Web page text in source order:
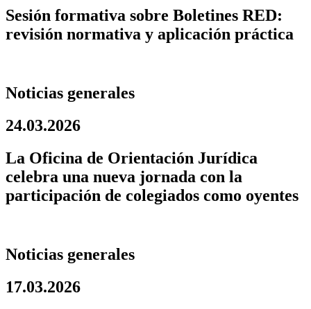
Sesión formativa sobre Boletines RED:
revisión normativa y aplicación práctica
Noticias generales
24.03.2026
La Oficina de Orientación Jurídica
celebra una nueva jornada con la
participación de colegiados como oyentes
Noticias generales
17.03.2026